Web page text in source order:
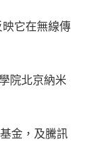
它在無線傳
院北京納米
金，及騰訊